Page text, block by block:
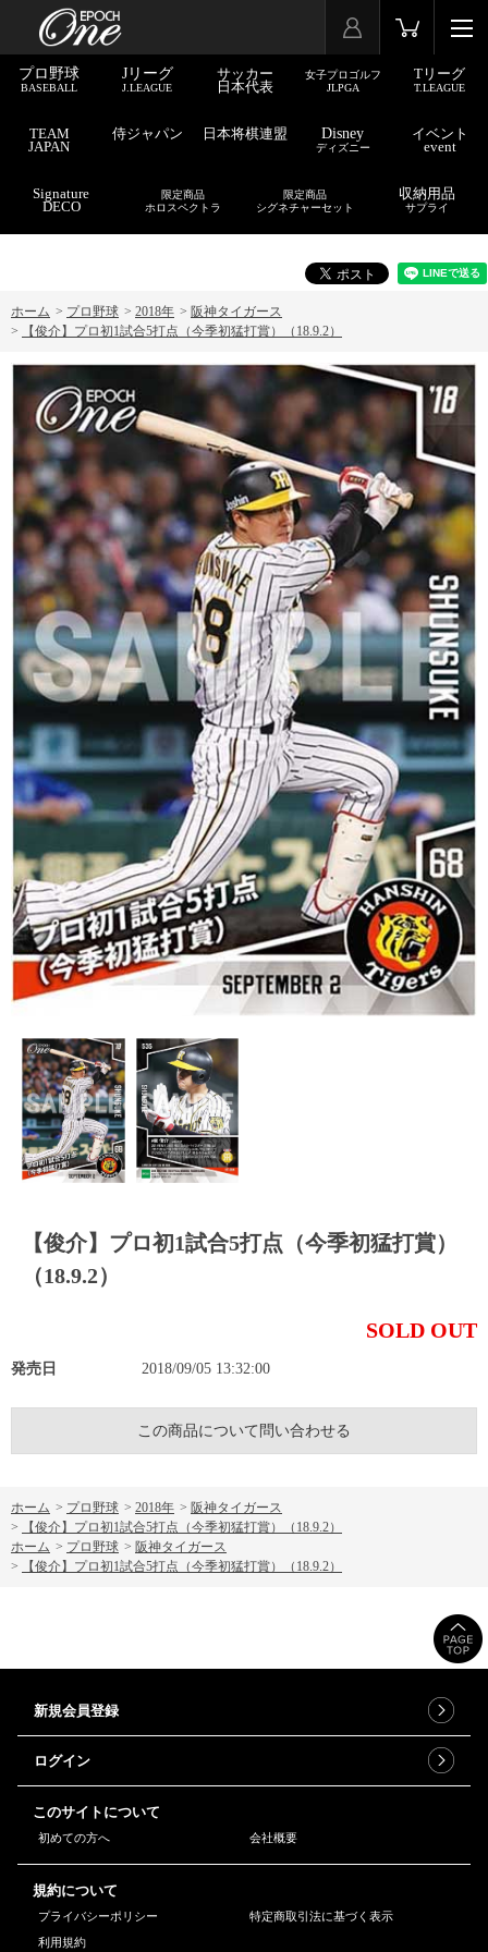
プロ野球
BASEBALL
Jリーグ
J.LEAGUE
サッカー
日本代表
女子プロゴルフ
JLPGA
Tリーグ
T.LEAGUE
TEAM
JAPAN
侍ジャパン 日本将棋連盟 Disney
ディズニー
イベント
event
Signature
DECO
限定商品
ホロスペクトラ
限定商品
シグネチャーセット
収納用品
サプライ
ホーム > プロ野球 > 2018年 > 阪神タイガース
>
【俊介】プロ初1試合5打点（今季初猛打賞）（18.9.2）
【俊介】プロ初1試合5打点（今季初猛打賞）
（18.9.2）
SOLD OUT
発売日 2018/09/05 13:32:00
この商品について問い合わせる
ホーム > プロ野球 > 2018年 > 阪神タイガース
>
【俊介】プロ初1試合5打点（今季初猛打賞）（18.9.2）
ホーム > プロ野球 > 阪神タイガース
>
【俊介】プロ初1試合5打点（今季初猛打賞）（18.9.2）
新規会員登録
ログイン
このサイトについて
初めての方へ 会社概要
規約について
プライバシーポリシー
特定商取引法に基づく表示
利用規約